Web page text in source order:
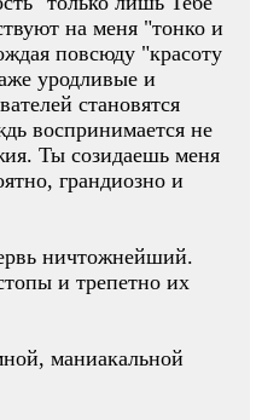
на меня "тонко и
повсюду "красоту
уродливые и
становятся
воспринимается не
Ты созидаешь меня
грандиозно и
ничтожнейший.
и трепетно их
маниакальной